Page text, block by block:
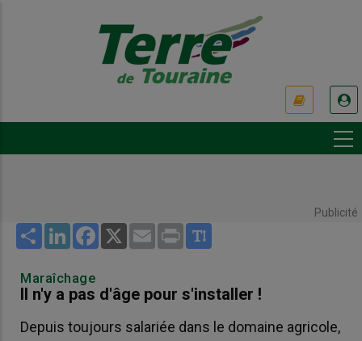
Publicité
Share LinkedInFacebook
X Email Print
Maraîchage
Il n'y a pas d'âge pour s'installer !
Depuis toujours salariée dans le domaine agricole,